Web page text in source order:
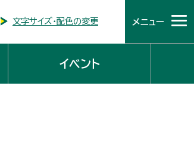
文字サイズ・配色の変更 メニュー
イベント